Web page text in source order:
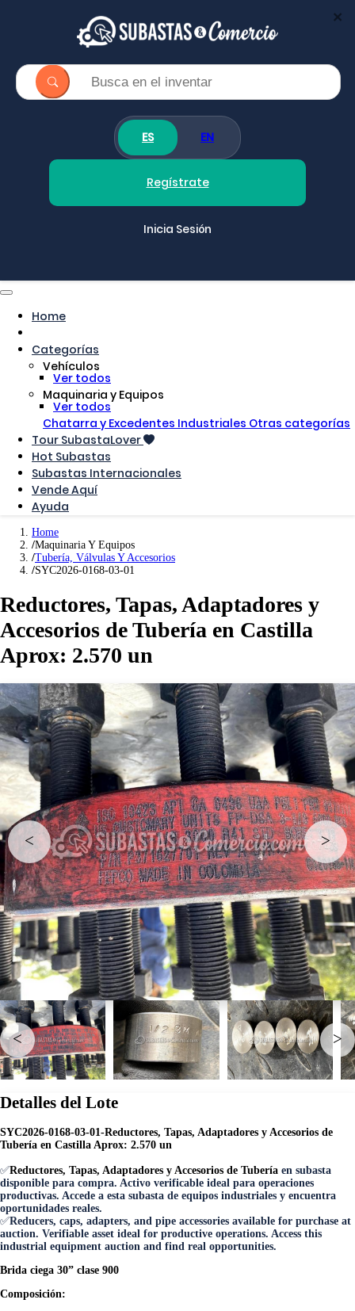
ES EN
Regístrate
Inicia Sesión
Home
Categorías
Vehículos
Ver todos
Maquinaria y Equipos
Ver todos
Chatarra y Excedentes Industriales Otras categorías
Tour SubastaLover
Hot Subastas
Subastas Internacionales
Vende Aquí
Ayuda
Home
Maquinaria Y Equipos
Tubería, Válvulas Y Accesorios
SYC2026-0168-03-01
Reductores, Tapas, Adaptadores y
Accesorios de Tubería en Castilla
Aprox: 2.570 un
< >
< >
Detalles del Lote
SYC2026-0168-03-01-Reductores, Tapas, Adaptadores y Accesorios de
Tubería en Castilla Aprox: 2.570 un
✅Reductores, Tapas, Adaptadores y Accesorios de Tubería en subasta
disponible para compra. Activo verificable ideal para operaciones
productivas. Accede a esta subasta de equipos industriales y encuentra
oportunidades reales.
✅Reducers, caps, adapters, and pipe accessories available for purchase at
auction. Verifiable asset ideal for productive operations. Access this
industrial equipment auction and find real opportunities.
Brida ciega 30” clase 900
Composición:
×